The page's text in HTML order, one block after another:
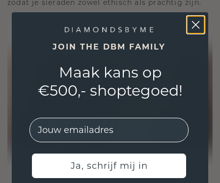
zodat je sieraden zowel ethisch als prachtig zijn.
JOIN THE DBM FAMILY
Maak kans op
€500,- shoptegoed!
EMail
Ja, schrijf mij in